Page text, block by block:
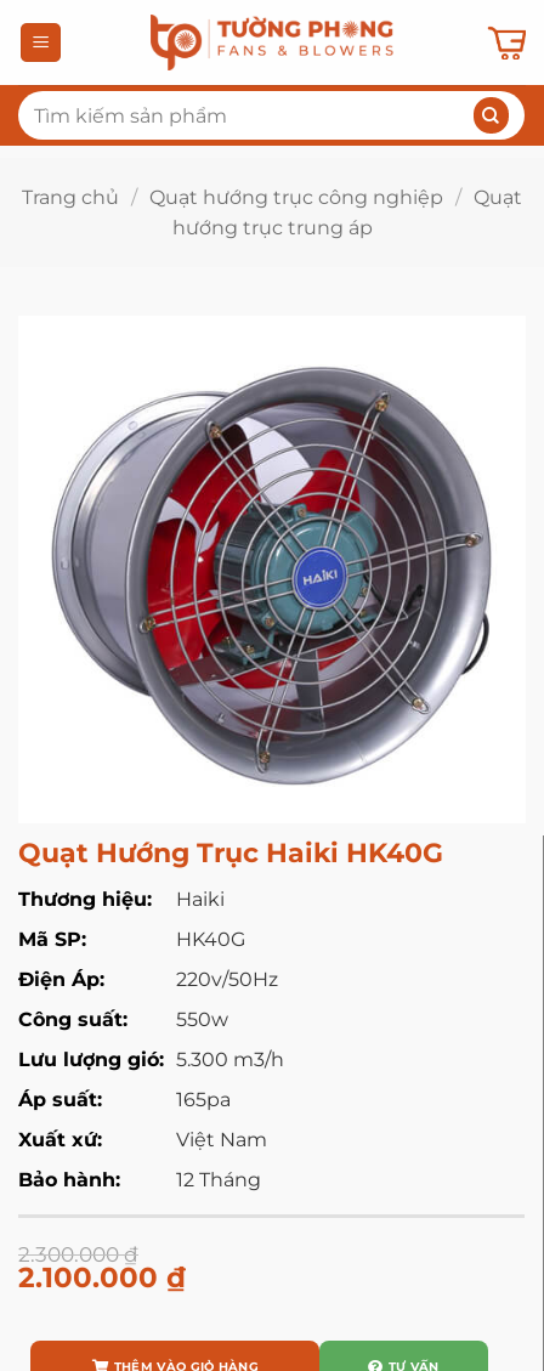
qua
dung
Tìm
kiếm:
Trang chủ / Quạt hướng trục công nghiệp / Quạt
hướng trục trung áp
Quạt Hướng Trục Haiki HK40G
Thương hiệu:
Haiki
Mã SP:
HK40G
Điện Áp:
220v/50Hz
Công suất:
550w
Lưu lượng gió: 5.300 m3/h
Áp suất:
165pa
Xuất xứ:
Việt Nam
Bảo hành:
12 Tháng
2.300.000₫
2.100.000 ₫
THÊM VÀO GIỎ HÀNG TƯ VẤN